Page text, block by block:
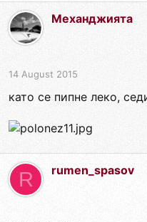
Механджията
14 August 2015
като се пипне леко,
R rumen_spasov